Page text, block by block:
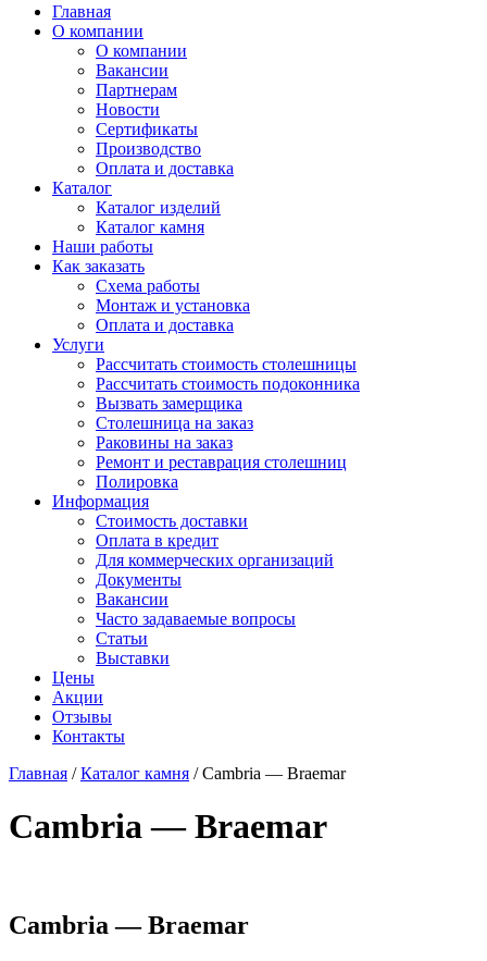
Главная
О компании
О компании
Вакансии
Партнерам
Новости
Сертификаты
Производство
Оплата и доставка
Каталог
Каталог изделий
Каталог камня
Наши работы
Как заказать
Схема работы
Монтаж и установка
Оплата и доставка
Услуги
Рассчитать стоимость столешницы
Рассчитать стоимость подоконника
Вызвать замерщика
Столешница на заказ
Раковины на заказ
Ремонт и реставрация столешниц
Полировка
Информация
Стоимость доставки
Оплата в кредит
Для коммерческих организаций
Документы
Вакансии
Часто задаваемые вопросы
Статьи
Выставки
Цены
Акции
Отзывы
Контакты
Главная /Каталог камня /Cambria — Braemar
Cambria — Braemar
Cambria — Braemar